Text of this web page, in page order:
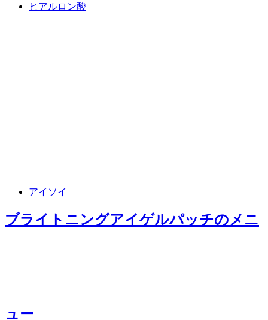
ヒアルロン酸
アイソイ
ブライトニングアイゲルパッチのメニ
ュー